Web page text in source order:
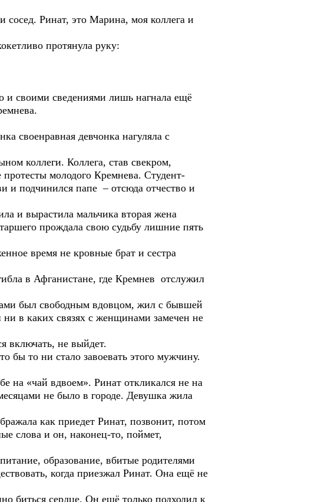
Ринат, это Марина, моя коллега и
протянула руку:
своими сведениями лишь нагнала ещё
своенравная девчонка нагуляла с
коллеги. Коллега, став свекром,
молодого Кремнева. Студент-
и подчинился папе – отсюда отчество и
и вырастила мальчика вторая жена
прождала свою судьбу лишние пять
время не кровные брат и сестра
в Афганистане, где Кремнев отслужил
был свободным вдовцом, жил с бывшей
ни в каких связях с женщинами замечен не
включать, не выйдет.
то ни стало завоевать этого мужчину.
на «чай вдвоем». Ринат откликался не на
не было в городе. Девушка жила
как приедет Ринат, позвонит, потом
слова и он, наконец-то, поймет,
образование, вбитые родителями
когда приезжал Ринат. Она ещё не
биться сердце. Он ещё только подходил к